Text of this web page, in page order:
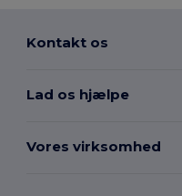
Kontakt os
Lad os hjælpe
Vores virksomhed